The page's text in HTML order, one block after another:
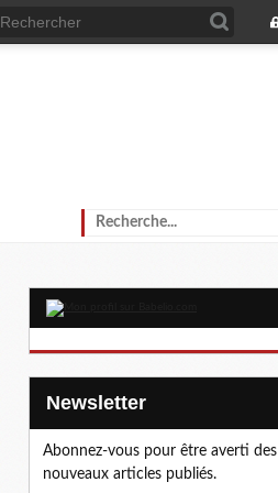
Newsletter
Abonnez-vous pour être averti des
nouveaux articles publiés.